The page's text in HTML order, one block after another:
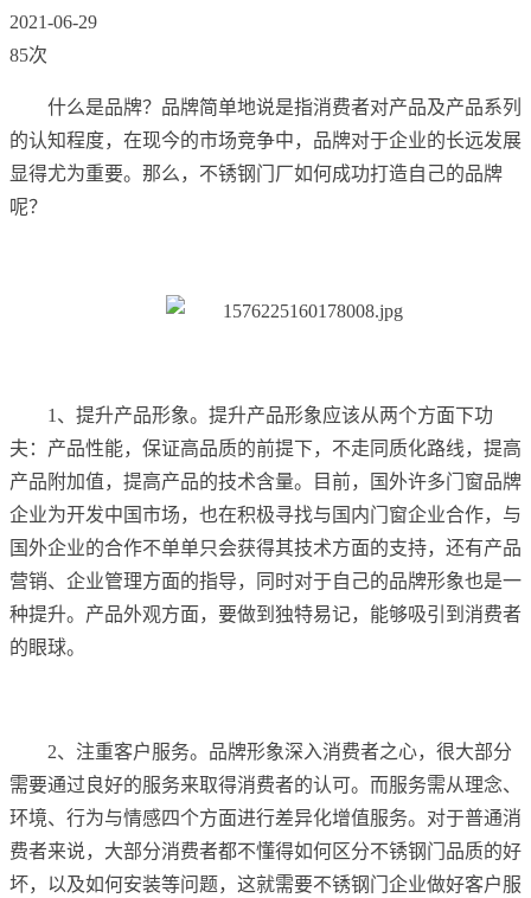
2021-06-29
85次
什么是品牌？品牌简单地说是指消费者对产品及产品系列
的认知程度，在现今的市场竞争中，品牌对于企业的长远发展
显得尤为重要。那么，不锈钢门厂如何成功打造自己的品牌
呢？
1、提升产品形象。提升产品形象应该从两个方面下功
夫：产品性能，保证高品质的前提下，不走同质化路线，提高
产品附加值，提高产品的技术含量。目前，国外许多门窗品牌
企业为开发中国市场，也在积极寻找与国内门窗企业合作，与
国外企业的合作不单单只会获得其技术方面的支持，还有产品
营销、企业管理方面的指导，同时对于自己的品牌形象也是一
种提升。产品外观方面，要做到独特易记，能够吸引到消费者
的眼球。
2、注重客户服务。品牌形象深入消费者之心，很大部分
需要通过良好的服务来取得消费者的认可。而服务需从理念、
环境、行为与情感四个方面进行差异化增值服务。对于普通消
费者来说，大部分消费者都不懂得如何区分不锈钢门品质的好
坏，以及如何安装等问题，这就需要不锈钢门企业做好客户服